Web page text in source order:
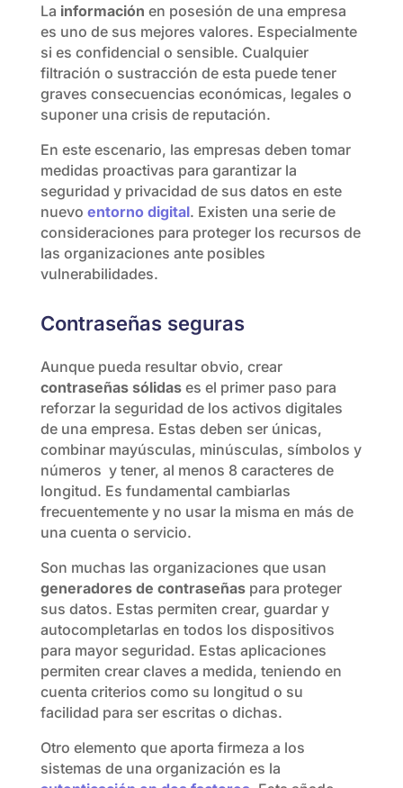
La información en posesión de una empresa
es uno de sus mejores valores. Especialmente
si es confidencial o sensible. Cualquier
filtración o sustracción de esta puede tener
graves consecuencias económicas, legales o
suponer una crisis de reputación.
En este escenario, las empresas deben tomar
medidas proactivas para garantizar la
seguridad y privacidad de sus datos en este
nuevo entorno digital. Existen una serie de
consideraciones para proteger los recursos de
las organizaciones ante posibles
vulnerabilidades.
Contraseñas seguras
Aunque pueda resultar obvio, crear
contraseñas sólidas es el primer paso para
reforzar la seguridad de los activos digitales
de una empresa. Estas deben ser únicas,
combinar mayúsculas, minúsculas, símbolos y
números y tener, al menos 8 caracteres de
longitud. Es fundamental cambiarlas
frecuentemente y no usar la misma en más de
una cuenta o servicio.
Son muchas las organizaciones que usan
generadores de contraseñaspara proteger
sus datos. Estas permiten crear, guardar y
autocompletarlas en todos los dispositivos
para mayor seguridad. Estas aplicaciones
permiten crear claves a medida, teniendo en
cuenta criterios como su longitud o su
facilidad para ser escritas o dichas.
Otro elemento que aporta firmeza a los
sistemas de una organización es la